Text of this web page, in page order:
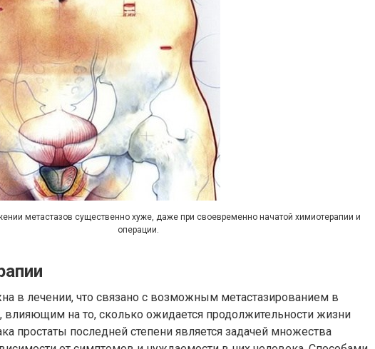
метастазов существенно хуже, даже при своевременно начатой химиотерапии и
операции.
в лечении, что связано с возможным метастазированием в
влияющим на то, сколько ожидается продолжительности жизни
простаты последней степени является задачей множества